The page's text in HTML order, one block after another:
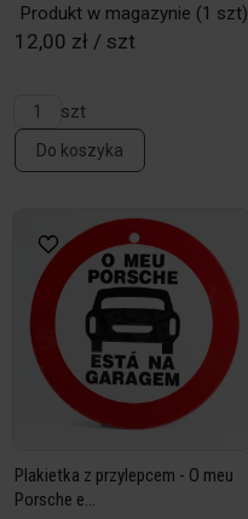
Produkt w magazynie (1 szt)
12,00 zł / szt
szt
Do koszyka
Plakietka z przylepcem - O meu
Porsche e...